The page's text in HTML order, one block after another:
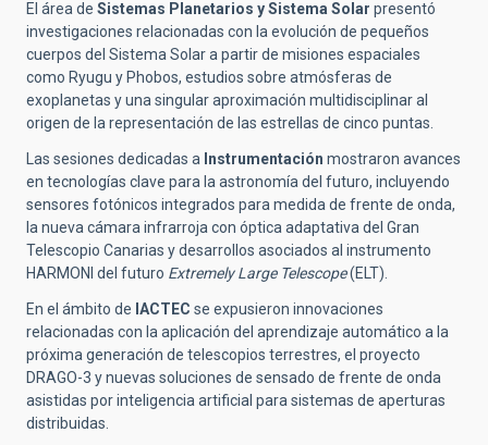
El área de Sistemas Planetarios y Sistema Solar presentó
investigaciones relacionadas con la evolución de pequeños
cuerpos del Sistema Solar a partir de misiones espaciales
como Ryugu y Phobos, estudios sobre atmósferas de
exoplanetas y una singular aproximación multidisciplinar al
origen de la representación de las estrellas de cinco puntas.
Las sesiones dedicadas a Instrumentación mostraron avances
en tecnologías clave para la astronomía del futuro, incluyendo
sensores fotónicos integrados para medida de frente de onda,
la nueva cámara infrarroja con óptica adaptativa del Gran
Telescopio Canarias y desarrollos asociados al instrumento
HARMONI del futuro Extremely Large Telescope(ELT).
En el ámbito de IACTEC se expusieron innovaciones
relacionadas con la aplicación del aprendizaje automático a la
próxima generación de telescopios terrestres, el proyecto
DRAGO-3 y nuevas soluciones de sensado de frente de onda
asistidas por inteligencia artificial para sistemas de aperturas
distribuidas.